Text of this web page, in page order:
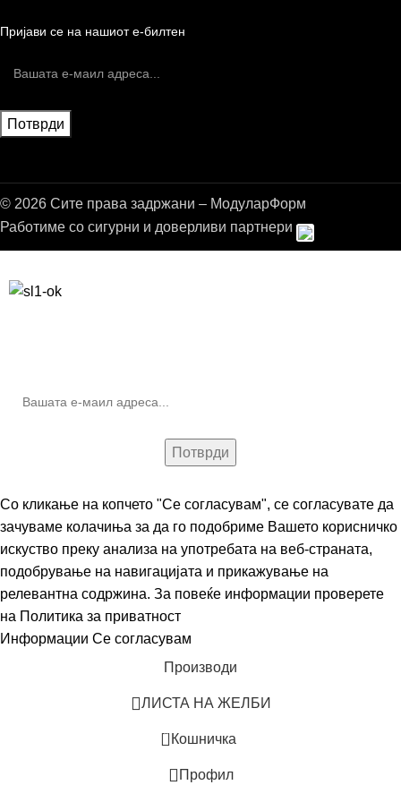
Пријави се на нашиот е-билтен
© 2026 Сите права задржани – МодуларФорм
Работиме со сигурни и доверливи партнери
Со кликање на копчето "Се согласувам", се согласувате да
зачуваме колачиња за да го подобриме Вашето корисничко
искуство преку анализа на употребата на веб-страната,
подобрување на навигацијата и прикажување на
релевантна содржина. За повеќе информации проверете
на Политика за приватност
Информации Се согласувам
Производи
ЛИСТА НА ЖЕЛБИ
0 Кошничка
Профил